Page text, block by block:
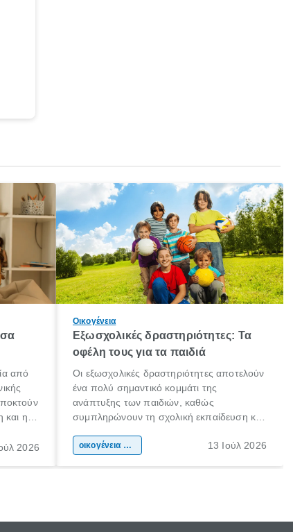
από
και η
2026
Οικογένεια
Εξωσχολικές δραστηριότητες: Τα
οφέλη τους για τα παιδιά
Οι εξωσχολικές δραστηριότητες αποτελούν
ένα πολύ σημαντικό κομμάτι της
ανάπτυξης των παιδιών, καθώς
συμπληρώνουν τη σχολική εκπαίδευση και
της προσωπικότητας, της κοινωνικότητας
οικογένεια & παιδί 13 Ιούλ 2026